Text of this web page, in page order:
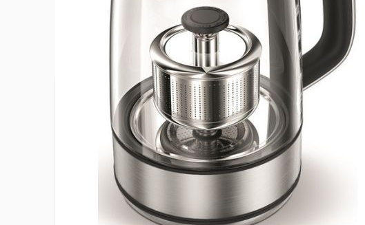
Plus d’information
1,7 L
3485617778554
Ecran d'affichage Oui
Hauteur du produit
Largeur du produit 15.3 cm